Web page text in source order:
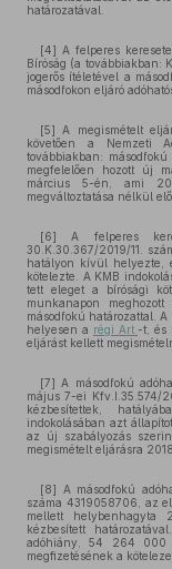
határozatával.
[4] A felperes
Bíróság (a továbbiakban:
jogerős ítéletével a
másodfokon eljáró
[5] A megismételt
követően a Nemzeti
továbbiakban: másodfokú
megfelelően hozott új
március 5-én, ami
megváltoztatása nélkül
[6] A felperes
30.K.30.367/2019/11.
hatályon kívül helyezte,
kötelezte. A KMB
tett eleget a bírósági
munkanapon
másodfokú határozattal.
helyesen a régi Art. -t, és
eljárást kellett
[7] A másodfokú
május 7-ei Kfv.I.35.574/
kézbesítettek,
indokolásában azt
az új szabályozás
megismételt eljárásra
[8] A másodfokú
száma 4319058706, az
mellett
kézbesített
adóhiány, 54 264 000
megfizetésének a